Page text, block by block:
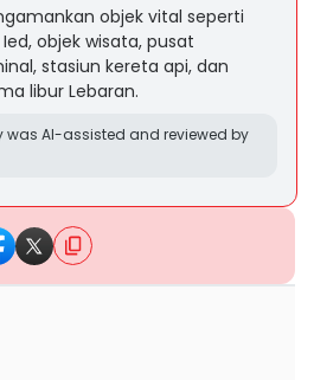
objek vital seperti
objek wisata, pusat
stasiun kereta api, dan
libur Lebaran.
was AI-assisted and reviewed by